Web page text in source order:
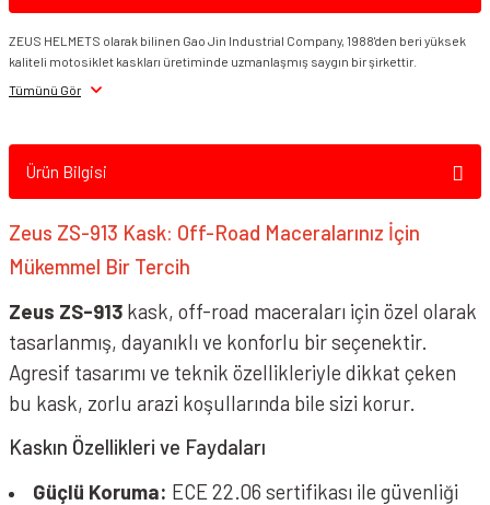
ZEUS HELMETS olarak bilinen Gao Jin Industrial Company, 1988'den beri yüksek
kaliteli motosiklet kaskları üretiminde uzmanlaşmış saygın bir şirkettir.
Tümünü Gör
Ürün Bilgisi
Zeus ZS-913 Kask: Off-Road Maceralarınız İçin
Mükemmel Bir Tercih
Zeus ZS-913 kask, off-road maceraları için özel olarak
tasarlanmış, dayanıklı ve konforlu bir seçenektir.
Agresif tasarımı ve teknik özellikleriyle dikkat çeken
bu kask, zorlu arazi koşullarında bile sizi korur.
Kaskın Özellikleri ve Faydaları
Güçlü Koruma: ECE 22.06 sertifikası ile güvenliği